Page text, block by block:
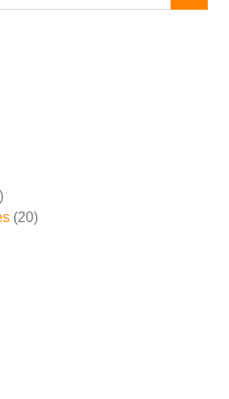
(20)